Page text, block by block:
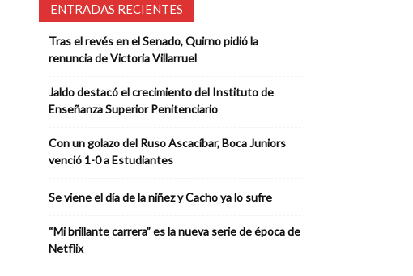
ENTRADAS RECIENTES
Tras el revés en el Senado, Quirno pidió la
renuncia de Victoria Villarruel
Jaldo destacó el crecimiento del Instituto de
Enseñanza Superior Penitenciario
Con un golazo del Ruso Ascacíbar, Boca Juniors
venció 1-0 a Estudiantes
Se viene el día de la niñez y Cacho ya lo sufre
“Mi brillante carrera” es la nueva serie de época de
Netflix